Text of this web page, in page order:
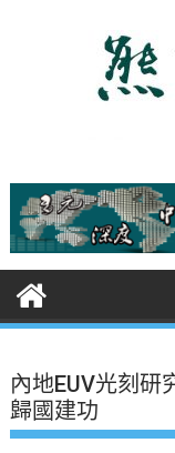
t
內地EUV光刻
歸國建功